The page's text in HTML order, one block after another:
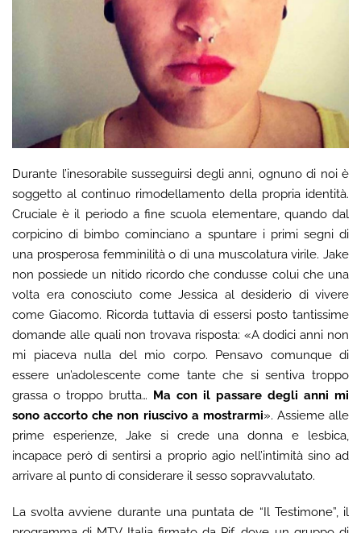
Durante l’inesorabile susseguirsi degli anni, ognuno di noi è
soggetto al continuo rimodellamento della propria identità.
Cruciale è il periodo a fine scuola elementare, quando dal
corpicino di bimbo cominciano a spuntare i primi segni di
una prosperosa femminilità o di una muscolatura virile. Jake
non possiede un nitido ricordo che condusse colui che una
volta era conosciuto come Jessica al desiderio di vivere
come Giacomo. Ricorda tuttavia di essersi posto tantissime
domande alle quali non trovava risposta: «A dodici anni non
mi piaceva nulla del mio corpo. Pensavo comunque di
essere un’adolescente come tante che si sentiva troppo
grassa o troppo brutta… Ma con il passare degli anni mi
sono accorto che non riuscivo a mostrarmi». Assieme alle
prime esperienze, Jake si crede una donna e lesbica,
incapace però di sentirsi a proprio agio nell’intimità sino ad
arrivare al punto di considerare il sesso sopravvalutato.
La svolta avviene durante una puntata de “Il Testimone”, il